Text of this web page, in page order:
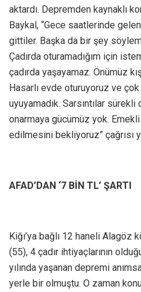
aktardı. Depremden kaynaklı
Baykal, “Gece saatlerinde
gittiler. Başka da bir şey
Çadırda oturamadığım için
çadırda yaşayamaz. Önümüz
Hasarlı evde oturuyoruz ve
uyuyamadık. Sarsıntılar
onarmaya gücümüz yok. Emekli
edilmesini bekliyoruz” çağrısı
AFAD’DAN ‘7 BİN TL’ ŞARTI
Kiğı’ya bağlı 12 haneli Alagöz
(55), 4 çadır ihtiyaçlarının
yılında yaşanan depremi
yerle bir olmuştu. O zaman